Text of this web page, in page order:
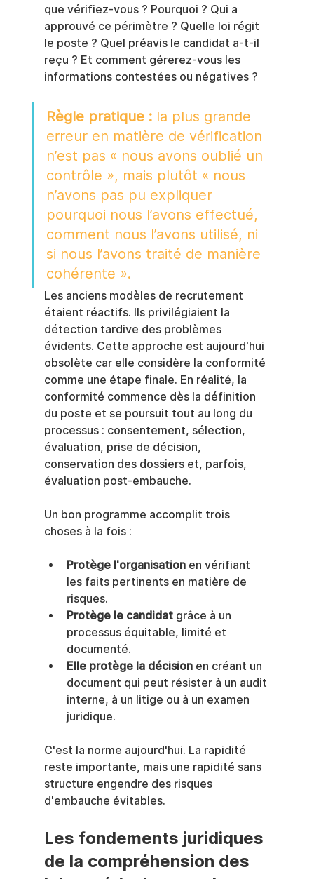
que vérifiez-vous ? Pourquoi ? Qui a
approuvé ce périmètre ? Quelle loi régit
le poste ? Quel préavis le candidat a-t-il
reçu ? Et comment gérerez-vous les
informations contestées ou négatives ?
Règle pratique : la plus grande
erreur en matière de vérification
n’est pas « nous avons oublié un
contrôle », mais plutôt « nous
n’avons pas pu expliquer
pourquoi nous l’avons effectué,
comment nous l’avons utilisé, ni
si nous l’avons traité de manière
cohérente ».
Les anciens modèles de recrutement
étaient réactifs. Ils privilégiaient la
détection tardive des problèmes
évidents. Cette approche est aujourd'hui
obsolète car elle considère la conformité
comme une étape finale. En réalité, la
conformité commence dès la définition
du poste et se poursuit tout au long du
processus : consentement, sélection,
évaluation, prise de décision,
conservation des dossiers et, parfois,
évaluation post-embauche.
Un bon programme accomplit trois
choses à la fois :
Protège l'organisation en vérifiant
les faits pertinents en matière de
risques.
Protège le candidat grâce à un
processus équitable, limité et
documenté.
Elle protège la décision en créant un
document qui peut résister à un audit
interne, à un litige ou à un examen
juridique.
C'est la norme aujourd'hui. La rapidité
reste importante, mais une rapidité sans
structure engendre des risques
d'embauche évitables.
Les fondements juridiques
de la compréhension des